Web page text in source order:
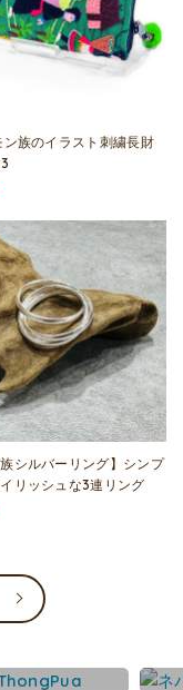
ン族のイラスト刺繍長財
族シルバーリング】シンプ
リッシュな3連リング